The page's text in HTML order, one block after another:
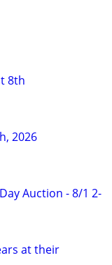
8th
2026
Auction - 8/1 2-
at their